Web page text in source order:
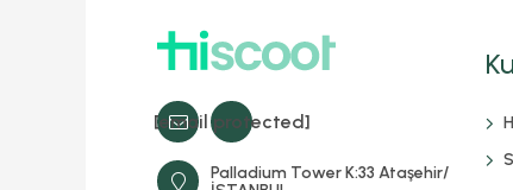
[email protected]
Palladium Tower K:33 Ataşehir/